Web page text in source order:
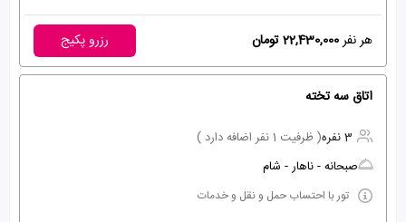
هر نفر22,430,000 تومان رزرو پکیج
اتاق سه تخته
3 نفره
( ظرفیت 1 نفر اضافه دارد )
صبحانه - ناهار - شام
تور با احتساب حمل و نقل و خدمات